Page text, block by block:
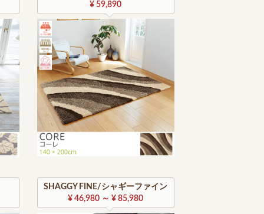
¥ 59,890
SHAGGY FINE/シャギーファイン
¥ 46,980 ～ ¥ 85,980